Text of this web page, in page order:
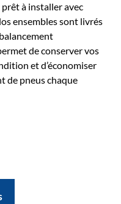
à installer avec
ensembles sont livrés
de conserver vos
et d’économiser
de pneus chaque